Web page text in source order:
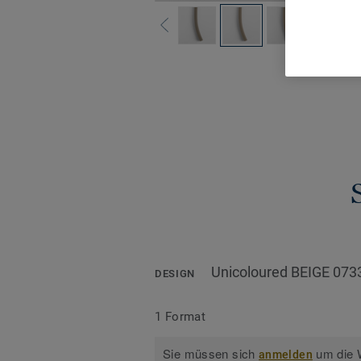
DESIGN Unicoloured BEIGE
1 Format
Sie müssen sichanmelden um die